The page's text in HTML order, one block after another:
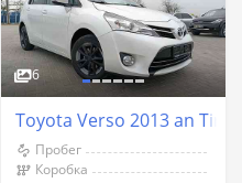
6
Toyota Verso 2013 an
Пробег
Коробка